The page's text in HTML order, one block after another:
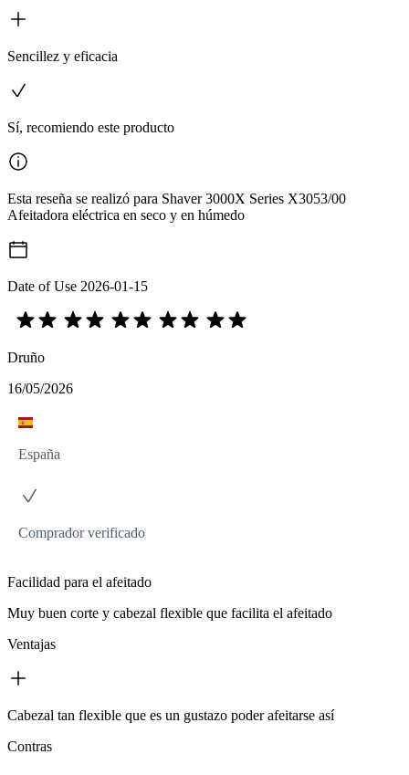
Sencillez y eficacia
Sí, recomiendo este producto
Esta reseña se realizó para Shaver 3000X Series X3053/00
Afeitadora eléctrica en seco y en húmedo
Date of Use 2026-01-15
Druño
16/05/2026
España
Comprador verificado
Facilidad para el afeitado
Muy buen corte y cabezal flexible que facilita el afeitado
Ventajas
Cabezal tan flexible que es un gustazo poder afeitarse así
Contras